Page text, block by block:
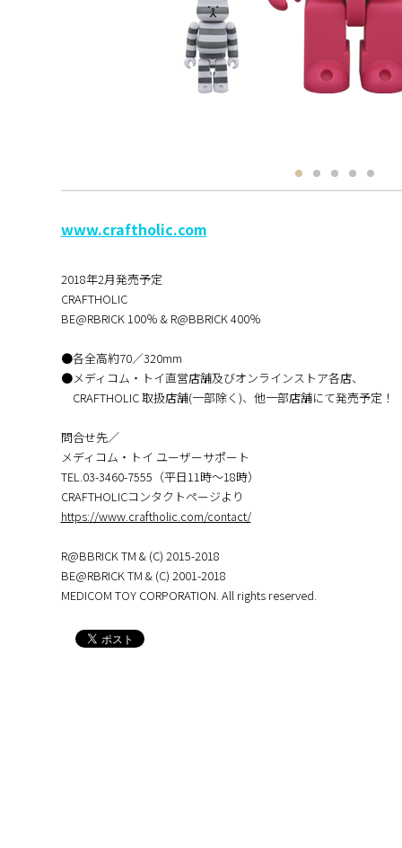
www.craftholic.com
2018年2月発売予定
CRAFTHOLIC
BE@RBRICK 100％ & R@BBRICK 400％
●各全高約70／320mm
●メディコム・トイ直営店舗及びオンラインストア各店、
CRAFTHOLIC 取扱店舗(一部除く)、他一部店舗にて発売予定！
問合せ先／
メディコム・トイ ユーザーサポート
TEL.03-3460-7555（平日11時～18時）
CRAFTHOLICコンタクトページより
https://www.craftholic.com/contact/
R@BBRICK TM & (C) 2015-2018
BE@RBRICK TM & (C) 2001-2018
MEDICOM TOY CORPORATION. All rights reserved.